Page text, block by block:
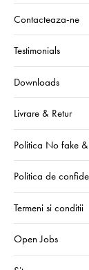
Contacteaza-ne
Testimonials
Downloads
Livrare & Retur
Politica No fake
Politica de
Termeni si conditii
Open Jobs